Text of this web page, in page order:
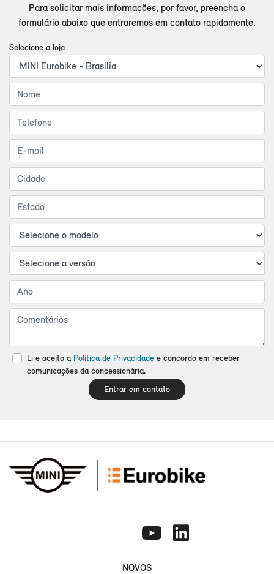
Para solicitar mais informações, por favor, preencha o
formulário abaixo que entraremos em contato rapidamente.
Selecione a loja
Li e aceito a Política de Privacidadee concordo em receber
comunicações da concessionária.
Entrar em contato
NOVOS